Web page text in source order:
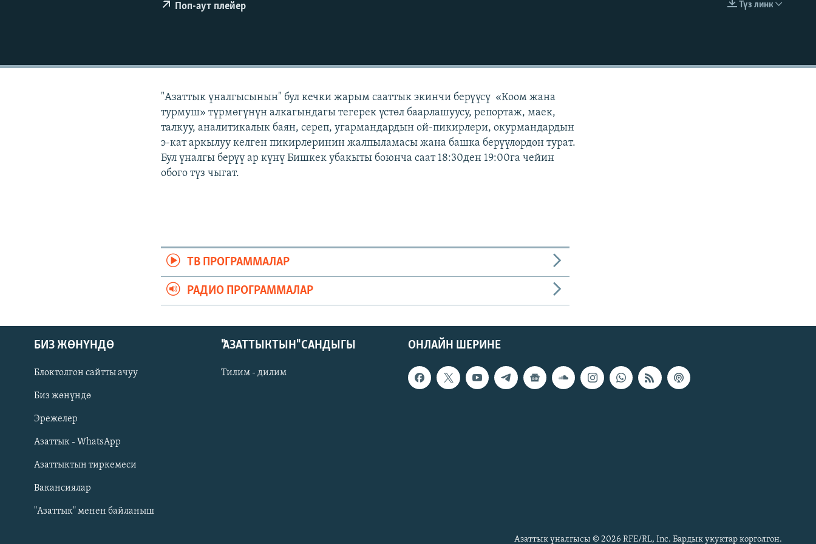
Русский
ОНЛАЙН ШЕРИНЕ
EMBED
Түз линк
Поп-аут плейер
"Азаттык үналгысынын" бул кечки жарым сааттык экинчи берүүсү «Коом жана
турмуш» түрмөгүнүн алкагындагы тегерек үстөл баарлашуусу, репортаж, маек,
талкуу, аналитикалык баян, сереп, угармандардын ой-пикирлери, окурмандардын
э-кат аркылуу келген пикирлеринин жалпыламасы жана башка берүүлөрдөн турат.
Бул үналгы берүү ар күнү Бишкек убакыты боюнча саат 18:30ден 19:00га чейин
обого түз чыгат.
ТВ ПРОГРАММАЛАР
РАДИО ПРОГРАММАЛАР
ОНЛАЙН ШЕРИНЕ
БИЗ ЖӨНҮНДӨ
Блоктолгон сайтты ачуу
Биз жөнүндө
Эрежелер
Азаттык - WhatsApp
Азаттыктын тиркемеси
Вакансиялар
"Азаттык" менен байланыш
"АЗАТТЫКТЫН" САНДЫГЫ
Тилим - дилим
Азаттык үналгысы © 2026 RFE/RL, Inc. Бардык укуктар корголгон.